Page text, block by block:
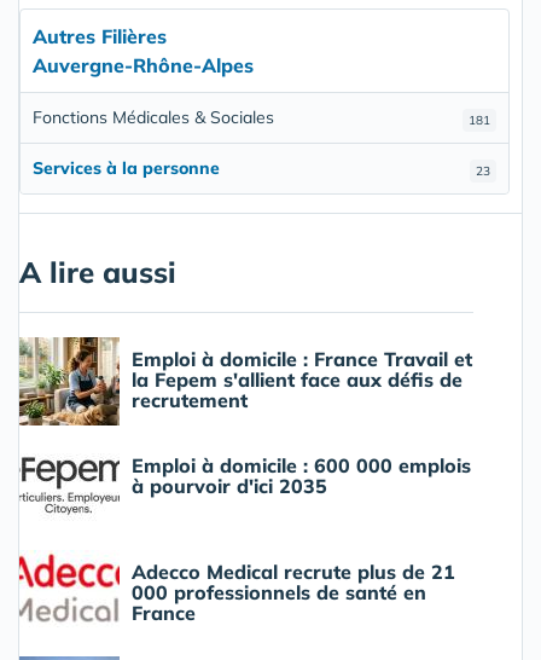
Autres Filières
Auvergne-Rhône-Alpes
181
Fonctions Médicales & Sociales
23
Services à la personne
A lire aussi
Emploi à domicile : France Travail et
la Fepem s'allient face aux défis de
recrutement
Emploi à domicile : 600 000 emplois
à pourvoir d'ici 2035
Adecco Medical recrute plus de 21
000 professionnels de santé en
France